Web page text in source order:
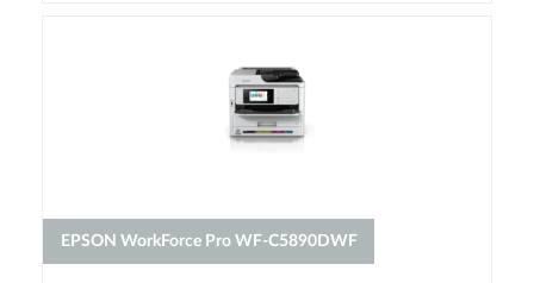
EPSON WorkForce Pro WF-C5890DWF